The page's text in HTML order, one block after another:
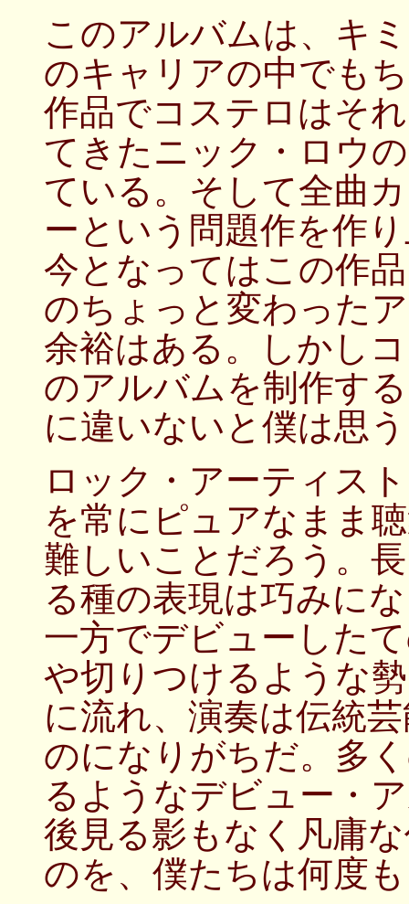
このアルバムは、キ
のキャリアの中でも
作品でコステロはそ
てきたニック・ロウ
ている。そして全曲
ーという問題作を作
今となってはこの作
のちょっと変わった
余裕はある。しかし
のアルバムを制作す
に違いないと僕は思
ロック・アーティス
を常にピュアなまま
難しいことだろう。
る種の表現は巧みに
一方でデビューした
や切りつけるような
に流れ、演奏は伝統
のになりがちだ。多
るようなデビュー・
後見る影もなく凡庸
のを、僕たちは何度